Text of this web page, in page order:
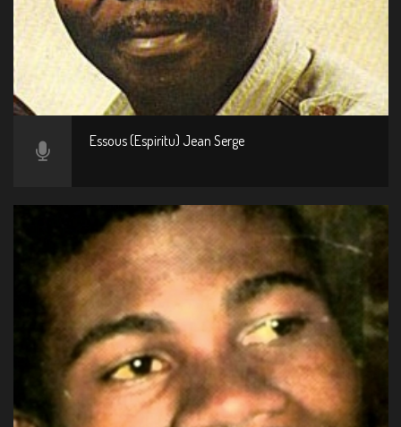
Essous (Espiritu) Jean Serge